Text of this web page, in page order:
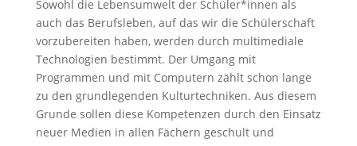
Sowohl die Lebensumwelt der Schüler*innen als
auch das Berufsleben, auf das wir die Schülerschaft
vorzubereiten haben, werden durch multimediale
Technologien bestimmt. Der Umgang mit
Programmen und mit Computern zählt schon lange
zu den grundlegenden Kulturtechniken. Aus diesem
Grunde sollen diese Kompetenzen durch den Einsatz
neuer Medien in allen Fächern geschult und